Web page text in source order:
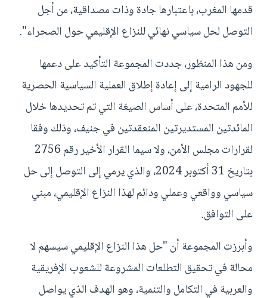
قدمها المغرب، باعتبارها جادة وذات مصداقية، من أجل
التوصل لحل سياسي نهائي للنزاع الإقليمي حول الصحراء".
ومن هذا المنظور، جددت المجموعة التأكيد على دعمها
للجهود الرامية إلى إعادة إطلاق العملية السياسية الحصرية
للأمم المتحدة، على أساس الصيغة التي تم تحديدها خلال
المائدتين المستديرتين المنعقدتين في جنيف، وذلك وفقا
لقرارات مجلس الأمن، ولا سيما القرار الأخير رقم 2756
بتاريخ 31 أكتوبر 2024، والذي يرمي إلى التوصل إلى حل
سياسي وواقعي وعملي ودائم لهذا النزاع الإقليمي، مبني
على التوافق.
وأبرزت المجموعة أن "حل هذا النزاع الإقليمي سيسهم لا
محالة في تحقيق التطلعات المشروعة للشعوب الإفريقية
والعربية في التكامل والتنمية، وهو الهدف الذي يواصل